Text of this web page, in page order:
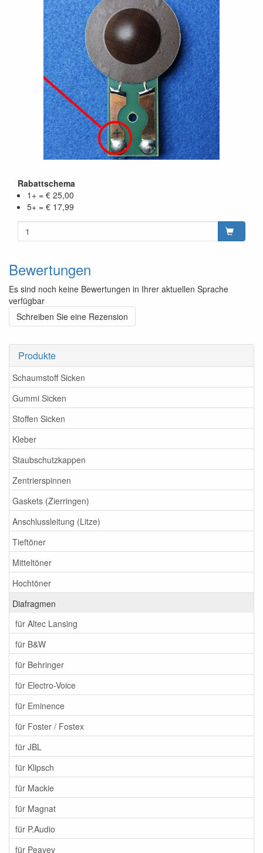
Produkte
Schaumstoff Sicken
Gummi Sicken
Stoffen Sicken
Kleber
Staubschutzkappen
Zentrierspinnen
Gaskets (Zierringen)
Anschlussleitung (Litze)
Tieftöner
Mitteltöner
Hochtöner
Diafragmen
für Altec Lansing
für B&W
für Behringer
für Electro-Voice
für Eminence
für Foster / Fostex
für JBL
für Klipsch
für Mackie
für Magnat
für P.Audio
für Peavey
Rabattschema
1+ = € 25,00
5+ = € 17,99
Bewertungen
Es sind noch keine Bewertungen in Ihrer aktuellen Sprache
verfügbar
Schreiben Sie eine Rezension